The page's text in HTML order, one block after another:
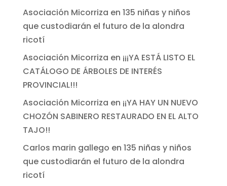
Asociación Micorriza en 135 niñas y niños
que custodiarán el futuro de la alondra
ricotí
Asociación Micorriza en ¡¡¡YA ESTÁ LISTO EL
CATÁLOGO DE ÁRBOLES DE INTERÉS
PROVINCIAL!!!
Asociación Micorriza en ¡¡YA HAY UN NUEVO
CHOZÓN SABINERO RESTAURADO EN EL ALTO
TAJO!!
Carlos marin gallego en 135 niñas y niños
que custodiarán el futuro de la alondra
ricotí